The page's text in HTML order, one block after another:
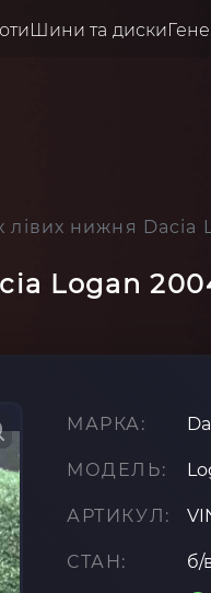
Шини та диски
лівих нижня Dacia
Logan
МАРКА:
МОДЕЛЬ:
АРТИКУЛ:
СТАН: б/